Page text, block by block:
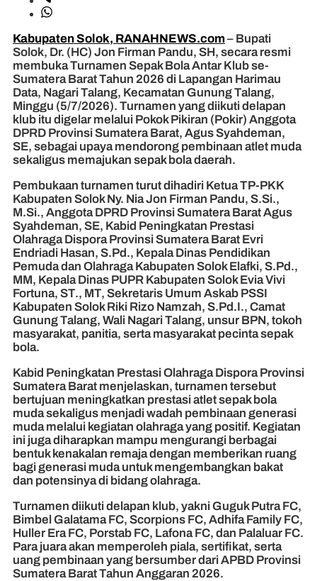
Kabupaten Solok, RANAHNEWS.com– Bupati
Solok, Dr. (HC) Jon Firman Pandu, SH, secara resmi
membuka Turnamen Sepak Bola Antar Klub se-
Sumatera Barat Tahun 2026 di Lapangan Harimau
Data, Nagari Talang, Kecamatan Gunung Talang,
Minggu (5/7/2026). Turnamen yang diikuti delapan
klub itu digelar melalui Pokok Pikiran (Pokir) Anggota
DPRD Provinsi Sumatera Barat, Agus Syahdeman,
SE, sebagai upaya mendorong pembinaan atlet muda
sekaligus memajukan sepak bola daerah.
Pembukaan turnamen turut dihadiri Ketua TP-PKK
Kabupaten Solok Ny. Nia Jon Firman Pandu, S.Si.,
M.Si., Anggota DPRD Provinsi Sumatera Barat Agus
Syahdeman, SE, Kabid Peningkatan Prestasi
Olahraga Dispora Provinsi Sumatera Barat Evri
Endriadi Hasan, S.Pd., Kepala Dinas Pendidikan
Pemuda dan Olahraga Kabupaten Solok Elafki, S.Pd.,
MM, Kepala Dinas PUPR Kabupaten Solok Evia Vivi
Fortuna, ST., MT, Sekretaris Umum Askab PSSI
Kabupaten Solok Riki Rizo Namzah, S.Pd.I., Camat
Gunung Talang, Wali Nagari Talang, unsur BPN, tokoh
masyarakat, panitia, serta masyarakat pecinta sepak
bola.
Kabid Peningkatan Prestasi Olahraga Dispora Provinsi
Sumatera Barat menjelaskan, turnamen tersebut
bertujuan meningkatkan prestasi atlet sepak bola
muda sekaligus menjadi wadah pembinaan generasi
muda melalui kegiatan olahraga yang positif. Kegiatan
ini juga diharapkan mampu mengurangi berbagai
bentuk kenakalan remaja dengan memberikan ruang
bagi generasi muda untuk mengembangkan bakat
dan potensinya di bidang olahraga.
Turnamen diikuti delapan klub, yakni Guguk Putra FC,
Bimbel Galatama FC, Scorpions FC, Adhifa Family FC,
Huller Era FC, Porstab FC, Lafona FC, dan Palaluar FC.
Para juara akan memperoleh piala, sertifikat, serta
uang pembinaan yang bersumber dari APBD Provinsi
Sumatera Barat Tahun Anggaran 2026.